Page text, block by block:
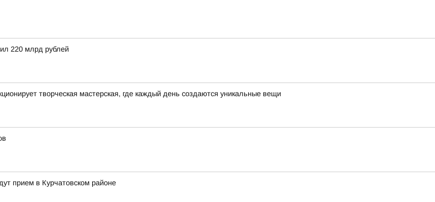
220 млрд рублей
творческая мастерская, где каждый день создаются уникальные вещи
прием в Курчатовском районе